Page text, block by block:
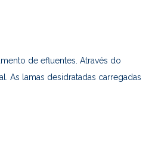
de efluentes. Através do
As lamas desidratadas carregadas